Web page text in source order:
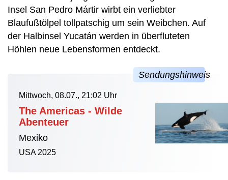
Insel San Pedro Mártir wirbt ein verliebter
Blaufußtölpel tollpatschig um sein Weibchen. Auf
der Halbinsel Yucatán werden in überfluteten
Höhlen neue Lebensformen entdeckt.
Mittwoch, 08.07., 21:02 Uhr
The Americas - Wilde
Abenteuer
Mexiko
USA 2025